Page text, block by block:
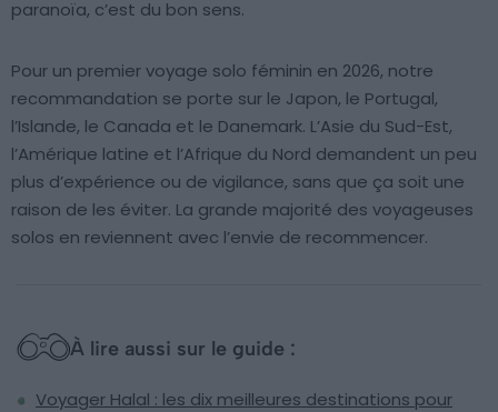
paranoïa, c’est du bon sens.
Pour un premier voyage solo féminin en 2026, notre
recommandation se porte sur le Japon, le Portugal,
l’Islande, le Canada et le Danemark. L’Asie du Sud-Est,
l’Amérique latine et l’Afrique du Nord demandent un peu
plus d’expérience ou de vigilance, sans que ça soit une
raison de les éviter. La grande majorité des voyageuses
solos en reviennent avec l’envie de recommencer.
À lire aussi sur le guide :
Voyager Halal : les dix meilleures destinations pour